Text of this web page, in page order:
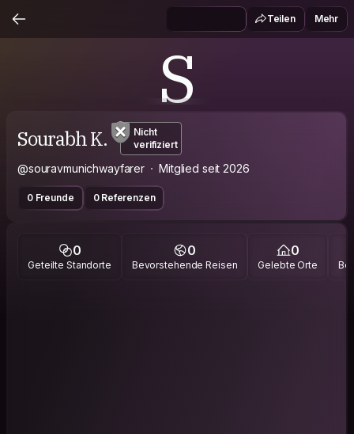
Teilen Mehr
S
Sourabh K.
Nicht
verifiziert
@souravmunichwayfarer Mitglied seit 2026
0 Freunde 0 Referenzen
0
Geteilte Standorte
0
Bevorstehende Reisen
0
Gelebte Orte